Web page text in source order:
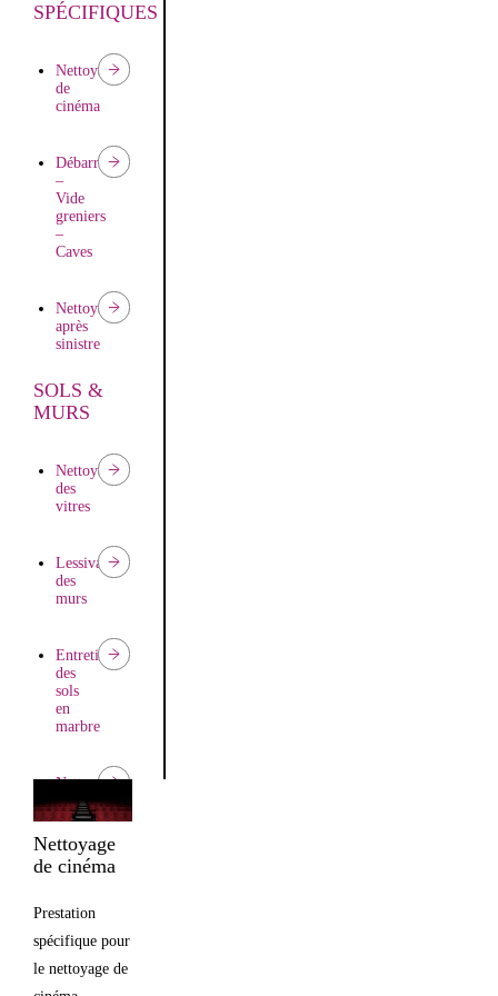
SPÉCIFIQUES
Nettoyage
de
cinéma
Débarras
–
Vide
greniers
–
Caves
Nettoyage
après
sinistre
Nettoyage
après
Remise
en
d’appartements
SOLS &
MURS
Nettoyage
des
vitres
Lessivage
des
murs
Entretien
des
sols
en
marbre
Nettoyage
moquette
Entretien
des
Nettoyage
de cinéma
Prestation
spécifique pour
le nettoyage de